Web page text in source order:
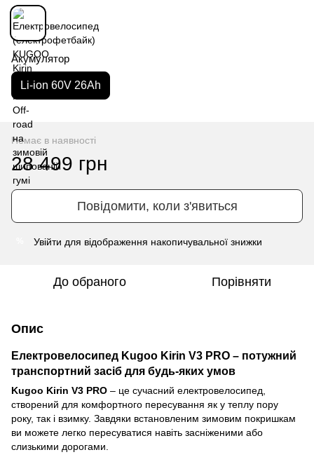
Акумулятор
Li-ion 60V 26Ah
Немає в наявності
28 499 грн
Повідомити, коли з'явиться
Увійти для відображення накопичувальної знижки
До обраного Порівняти
Опис
Електровелосипед Kugoo Kirin V3 PRO – потужний
транспортний засіб для будь-яких умов
Kugoo Kirin V3 PRO – це сучасний електровелосипед,
створений для комфортного пересування як у теплу пору
року, так і взимку. Завдяки встановленим зимовим покришкам
ви можете легко пересуватися навіть засніженими або
слизькими дорогами.